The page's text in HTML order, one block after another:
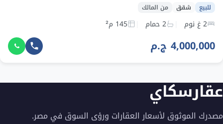
للبيع شقق من المالك
2 غ نوم 2 حمام 145 م²
4,000,000 ج.م
عقارسكاي
مصدرك الموثوق لأسعار العقارات ورؤى السوق في مصر.